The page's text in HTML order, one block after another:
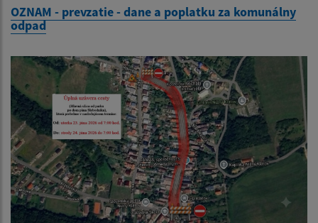
OZNAM - prevzatie - dane a poplatku za komunálny
odpad